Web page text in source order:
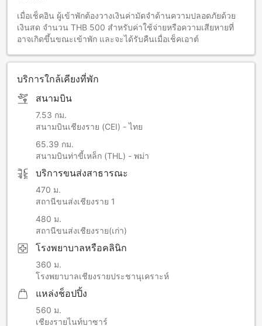
เมื่อเช็คอิน ผู้เข้าพักต้องวางเงินค่ามัดจำด้านความปลอดภัยด้วย
เงินสด จำนวน THB 500 สำหรับค่าใช้จ่ายหรือความเสียหายที่
อาจเกิดขึ้นขณะเข้าพัก และจะได้รับคืนเมื่อเช็คเอาต์
บริการใกล้เคียงที่พัก
สนามบิน
7.53 กม.
สนามบินเชียงราย (CEI) - ไทย
65.39 กม.
สนามบินท่าขี้เหล็ก (THL) - พม่า
บริการขนส่งสาธารณะ
470 ม.
สถานีขนส่งเชียงราย 1
480 ม.
สถานีขนส่งเชียงราย(เก่า)
โรงพยาบาลหรือคลินิก
360 ม.
โรงพยาบาลเชียงรายประชานุเคราะห์
แหล่งช็อปปิ้ง
560 ม.
เชียงรายไนท์บาซาร์